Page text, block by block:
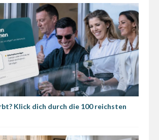
Klick dich durch die 100 reichsten